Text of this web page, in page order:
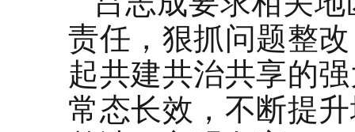
责任，狠抓问题整
起共建共治共享的
常态长效，不断提